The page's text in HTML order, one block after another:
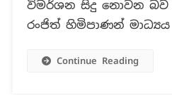
සම්බන්ධ
බව
මැල්කම්
විමර්ශන සිදු නොවන බව
රංජිත් හිමිපාණන්
Continue Reading